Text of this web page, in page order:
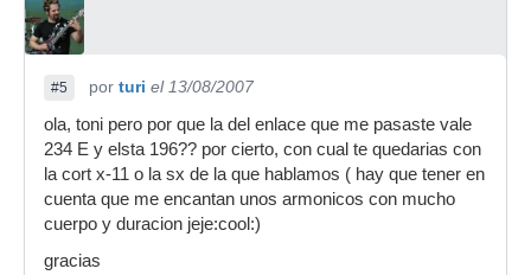
#5 por turi el 13/08/2007
ola, toni pero por que la del enlace que me pasaste vale
234 E y elsta 196?? por cierto, con cual te quedarias con
la cort x-11 o la sx de la que hablamos ( hay que tener en
cuenta que me encantan unos armonicos con mucho
cuerpo y duracion jeje:cool:)
gracias